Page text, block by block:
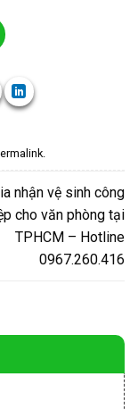
.
nhận vệ sinh công
cho văn phòng tại
TPHCM – Hotline
0967.260.416